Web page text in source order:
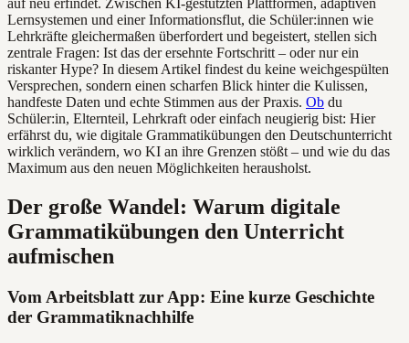
Lernsystemen und einer Informationsflut, die Schüler:innen wie
Lehrkräfte gleichermaßen überfordert und begeistert, stellen sich
zentrale Fragen: Ist das der ersehnte Fortschritt – oder nur ein
riskanter Hype? In diesem Artikel findest du keine weichgespülten
Versprechen, sondern einen scharfen Blick hinter die Kulissen,
handfeste Daten und echte Stimmen aus der Praxis. Ob du
Schüler:in, Elternteil, Lehrkraft oder einfach neugierig bist: Hier
erfährst du, wie digitale Grammatikübungen den Deutschunterricht
wirklich verändern, wo KI an ihre Grenzen stößt – und wie du das
Maximum aus den neuen Möglichkeiten herausholst.
Der große Wandel: Warum digitale
Grammatikübungen den Unterricht
aufmischen
Vom Arbeitsblatt zur App: Eine kurze Geschichte
der Grammatiknachhilfe